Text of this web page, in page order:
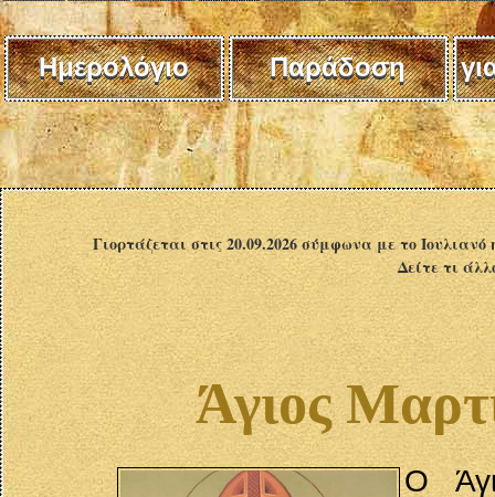
Ημερολόγιο Παράδοση
Γιορτάζεται στις 20.09.2026 σύμφωνα με το
Δείτε τι
Άγιος
Ο